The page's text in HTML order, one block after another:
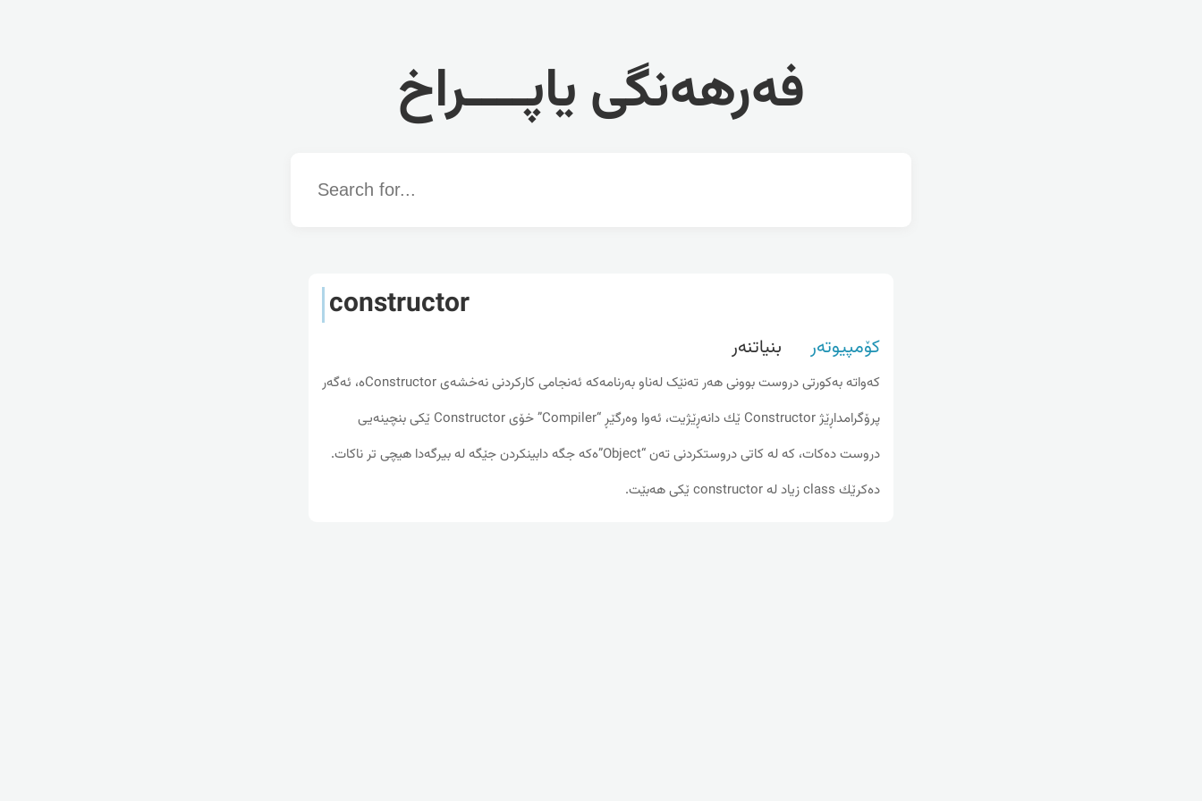
فەرهەنگی یاپــــراخ
Word
constructor
کۆمپیوتەر بنیاتنه‌ر
که‌واته‌ به‌کورتی دروست بوونی هه‌ر ته‌نێک له‌ناو به‌رنامه‌که‌ ئه‌نجامی کارکردنی نه‌خشه‌ی Constructorه‌، ئه‌گه‌ر
پرۆگرامداڕێژ Constructor ێك دانه‌ڕێژیت، ئه‌وا وه‌رگێڕ “Compiler” ‌خۆی Constructor ێكی بنچینه‌یی
دروست ده‌کات، كه‌ له‌ كاتی دروستكردنی ته‌ن‌ “Object”ه‌كه جگه‌ دابینكردن جێگه‌ له‌ بیرگه‌دا هیچی تر ناكات.
ده‌كرێك class زیاد له‌ constructor ێكی هه‌بێت.